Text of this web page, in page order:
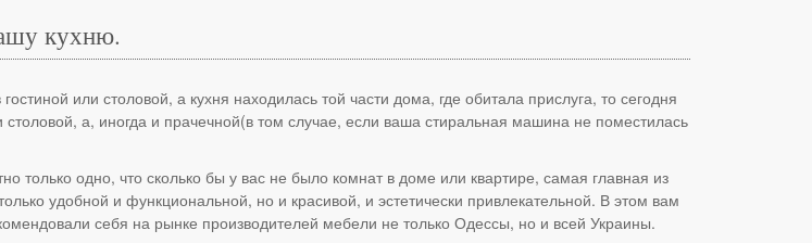
кухню.
или столовой, а кухня находилась той части дома, где обитала прислуга, то сегодня
а, иногда и прачечной(в том случае, если ваша стиральная машина не поместилась
только одно, что сколько бы у вас не было комнат в доме или квартире, самая главная из
удобной и функциональной, но и красивой, и эстетически привлекательной. В этом вам
себя на рынке производителей мебели не только Одессы, но и всей Украины.